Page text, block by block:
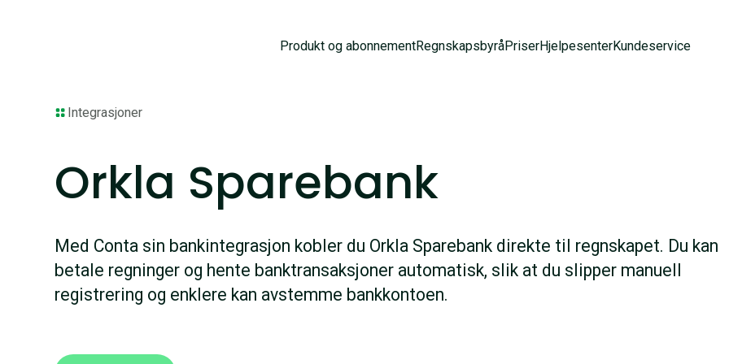
Produkt og abonnementRegnskapsbyråPriserHjelpesenterKundeservice
Integrasjoner
Orkla Sparebank
Med Conta sin bankintegrasjon kobler du Orkla Sparebank direkte til regnskapet. Du kan
betale regninger og hente banktransaksjoner automatisk, slik at du slipper manuell
registrering og enklere kan avstemme bankkontoen.